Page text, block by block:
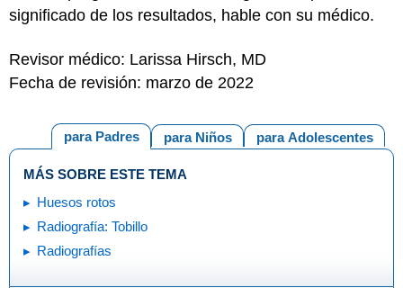
significado de los resultados, hable con su médico.
Revisor médico: Larissa Hirsch, MD
Fecha de revisión: marzo de 2022
para Adolescentes
para Niños
para Padres
MÁS SOBRE ESTE TEMA
Huesos rotos
Radiografía: Tobillo
Radiografías